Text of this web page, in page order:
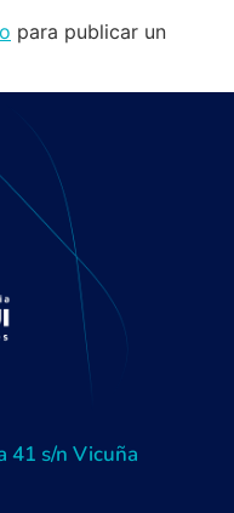
para publicar un
41 s/n Vicuña